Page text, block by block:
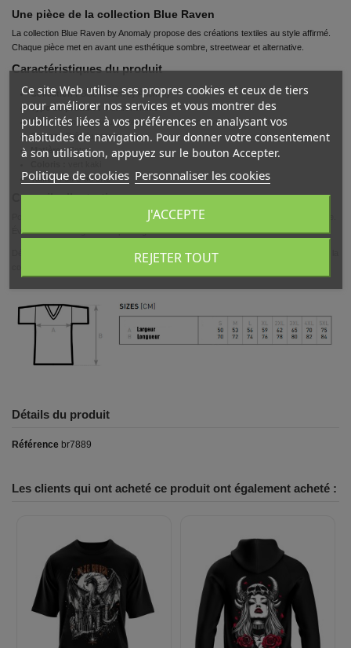
Une pièce de la collection Blue Raven
La collection Blue Raven by Anomaly propose des créations textiles au style affirmé.
Chaque pièce met en avant une esthétique sombre, streetwear et alternative.
Caractéristiques du produit
Collection :Blue Raven by Anomaly
Type de produit : T-shirt homme
Style :viking, gothique, alternatif, streetwear, mythologie, légende
Coupe :Prêt du corps
Matière :Coton
Tailles :du S au 3XL
Conseils d’entretien
Pour préserver le textile et le visuel, lavez le t-shirt sur l’envers, à basse température.
Évitez le sèche-linge et le repassage direct sur le motif.
Découvrez aussi nos autres modèles dans la catégorie
Détails du produit
Référence br7889
Les clients qui ont acheté ce produit ont également acheté :
Ce site Web utilise ses propres cookies et ceux de tiers
pour améliorer nos services et vous montrer des
publicités liées à vos préférences en analysant vos
habitudes de navigation. Pour donner votre consentement
à son utilisation, appuyez sur le bouton Accepter.
Politique de cookies Personnaliser les cookies
REJETER TOUT
J'ACCEPTE